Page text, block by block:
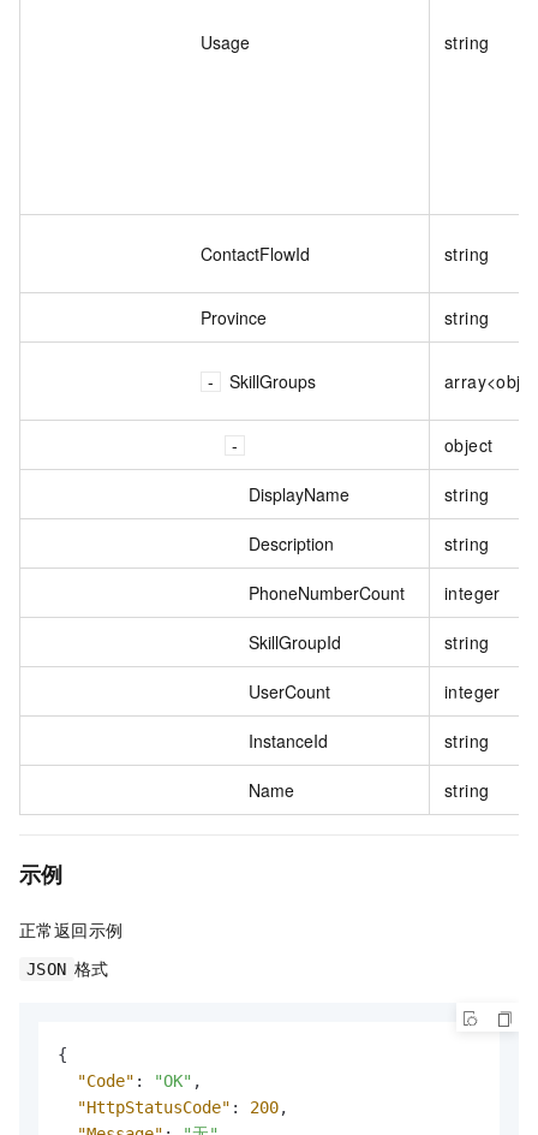
Usage string
ContactFlowId string
Province string
SkillGroups
object
DisplayName string
Description string
PhoneNumberCount integer
SkillGroupId string
UserCount integer
InstanceId string
Name string
示例
正常返回示例
JSON 格式
{
"Code" : "OK" ,
"HttpStatusCode" : 200,